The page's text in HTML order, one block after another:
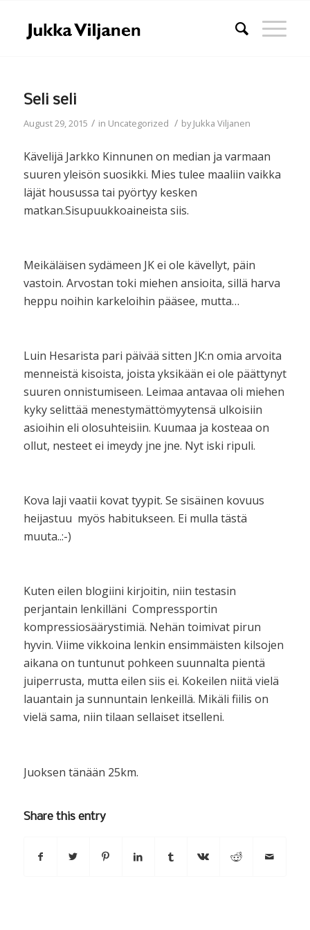
Seli seli
August 29, 2015 / in Uncategorized / byJukka Viljanen
Kävelijä Jarkko Kinnunen on median ja varmaan
suuren yleisön suosikki. Mies tulee maaliin vaikka
läjät housussa tai pyörtyy kesken
matkan.Sisupuukkoaineista siis.
Meikäläisen sydämeen JK ei ole kävellyt, päin
vastoin. Arvostan toki miehen ansioita, sillä harva
heppu noihin karkeloihin pääsee, mutta…
Luin Hesarista pari päivää sitten JK:n omia arvoita
menneistä kisoista, joista yksikään ei ole päättynyt
suuren onnistumiseen. Leimaa antavaa oli miehen
kyky selittää menestymättömyytensä ulkoisiin
asioihin eli olosuhteisiin. Kuumaa ja kosteaa on
ollut, nesteet ei imeydy jne jne. Nyt iski ripuli.
Kova laji vaatii kovat tyypit. Se sisäinen kovuus
heijastuu myös habitukseen. Ei mulla tästä
muuta..:-)
Kuten eilen blogiini kirjoitin, niin testasin
perjantain lenkilläni Compressportin
kompressiosäärystimiä. Nehän toimivat pirun
hyvin. Viime vikkoina lenkin ensimmäisten kilsojen
aikana on tuntunut pohkeen suunnalta pientä
juiperrusta, mutta eilen siis ei. Kokeilen niitä vielä
lauantain ja sunnuntain lenkeillä. Mikäli fiilis on
vielä sama, niin tilaan sellaiset itselleni.
Juoksen tänään 25km.
Share this entry